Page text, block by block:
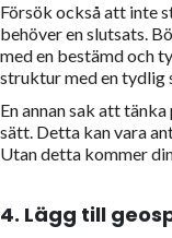
Försök också att inte
behöver en slutsats.
med en bestämd och
struktur med en tydlig
En annan sak att
sätt. Detta kan vara
Utan detta kommer
4. Lägg till